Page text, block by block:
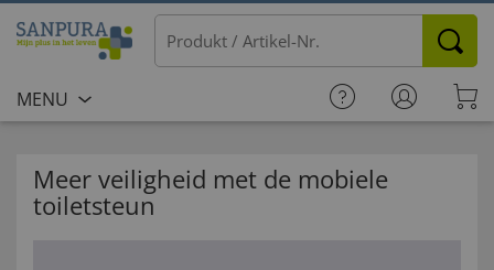
MENU
Meer veiligheid met de mobiele
toiletsteun